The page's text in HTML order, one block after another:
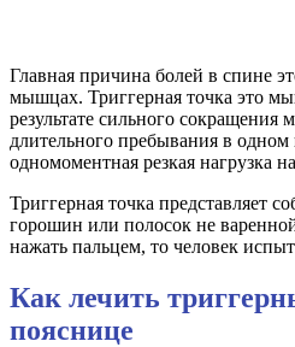
Главная причина болей в спине
мышцах. Триггерная точка это
результате сильного
длительного пребывания в
одномоментная резкая нагрузка
Триггерная точка представляет
горошин или полосок не
нажать пальцем, то человек
Как лечить
пояснице